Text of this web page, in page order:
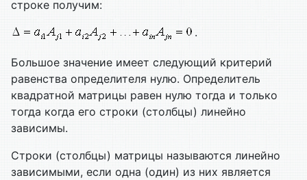
строке получим:
.
Большое значение имеет следующий критерий
равенства определителя нулю. Определитель
квадратной матрицы равен нулю тогда и только
тогда когда его строки (столбцы) линейно
зависимы.
Строки (столбцы) матрицы называются линейно
зависимыми, если одна (один) из них является